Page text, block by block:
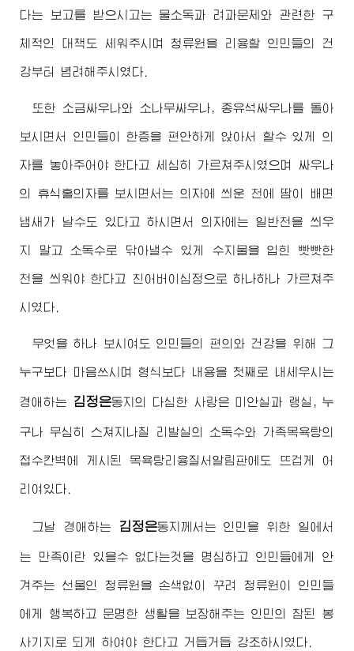
다는 보고를 받으시고는 물소독과 려과문제와 관련한 구
체적인 대책도 세워주시며 청류원을 리용할 인민들의 건
강부터 념려해주시였다.
또한 소금싸우나와 소나무싸우나, 종유석싸우나를 돌아
보시면서 인민들이 한증을 편안하게 앉아서 할수 있게 의
자를 놓아주어야 한다고 세심히 가르쳐주시였으며 싸우나
의 휴식홀의자를 보시면서는 의자에 씌운 천에 땀이 배면
냄새가 날수도 있다고 하시면서 의자에는 일반천을 씌우
지 말고 소독수로 닦아낼수 있게 수지물을 입힌 빳빳한
천을 씌워야 한다고 친 어버이 심정으로 하나하나 가르쳐주
시였다.
무엇을 하나 보시여도 인민들의 편의와 건강을 위해 그
누구보다 마음쓰시며 형식보다 내용을 첫째로 내세우시는
경애하는 김정은동지 의 다심한 사랑은 미안실과 랭실, 누
구나 무심히 스쳐지나칠 리발실의 소독수와 가족목욕탕의
접수칸벽에 게시된 목욕탕리용질서알림판에도 뜨겁게 어
리여있다.
그날 경애하는 김정은동지 께서는 인민을 위한 일에서
는 만족이란 있을수 없다는것을 명심하고 인민들에게 안
겨주는 선물인 청류원을 손색없이 꾸려 청류원이 인민들
에게 행복하고 문명한 생활을 보장해주는 인민의 참된 봉
사기지로 되게 하여야 한다고 거듭거듭 강조하시였다.